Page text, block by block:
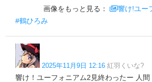
画像をもっと見る：
響け!ユー
#鶴ひろみ
2025年11月9日 12:16 紅羽くいな?
響け！ユーフォニアム2見終わったー 人